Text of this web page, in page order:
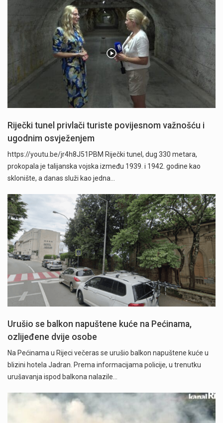
Riječki tunel privlači turiste povijesnom važnošću i
ugodnim osvježenjem
https://youtu.be/jr4h8J51PBM Riječki tunel, dug 330 metara,
prokopala je talijanska vojska između 1939. i 1942. godine kao
sklonište, a danas služi kao jedna…
Urušio se balkon napuštene kuće na Pećinama,
ozlijeđene dvije osobe
Na Pećinama u Rijeci večeras se urušio balkon napuštene kuće u
blizini hotela Jadran. Prema informacijama policije, u trenutku
urušavanja ispod balkona nalazile…